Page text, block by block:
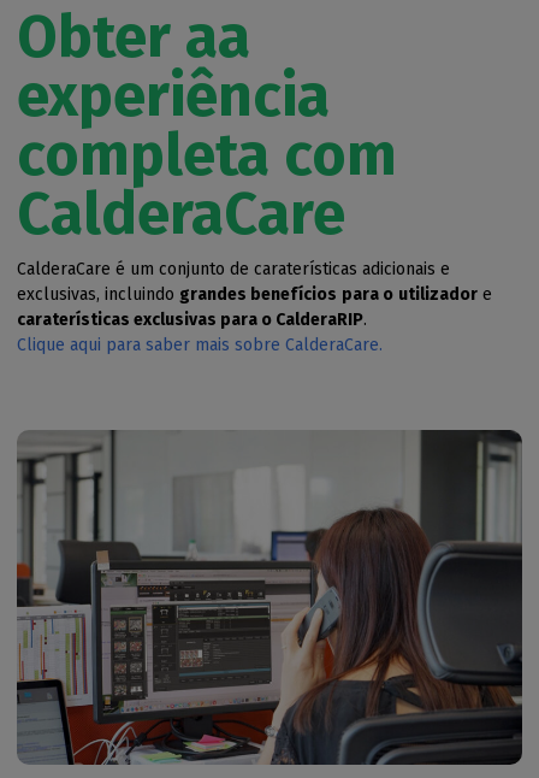
Obter aa
experiência
completa com
CalderaCare
CalderaCare é um conjunto de caraterísticas adicionais e
exclusivas, incluindo grandes benefícios para o utilizador e
caraterísticas exclusivas para o CalderaRIP.
Clique aqui para saber mais sobre CalderaCare.